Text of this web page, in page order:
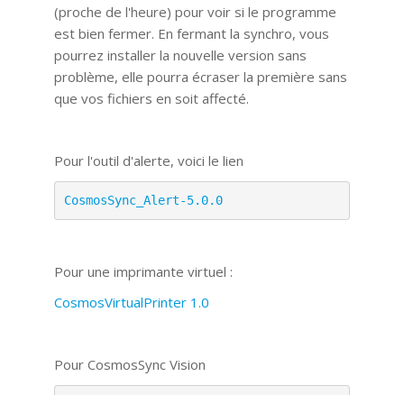
(proche de l'heure) pour voir si le programme
est bien fermer. En fermant la synchro, vous
pourrez installer la nouvelle version sans
problème, elle pourra écraser la première sans
que vos fichiers en soit affecté.
Pour l'outil d'alerte, voici le lien
CosmosSync_Alert-5.0.0
Pour une imprimante virtuel :
CosmosVirtualPrinter 1.0
Pour CosmosSync Vision